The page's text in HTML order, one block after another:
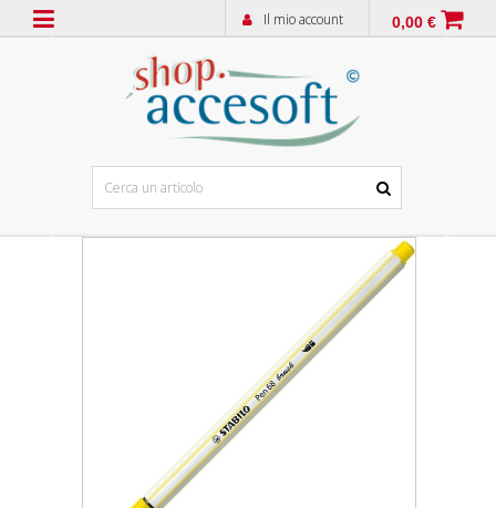
0,00 €
Il mio account